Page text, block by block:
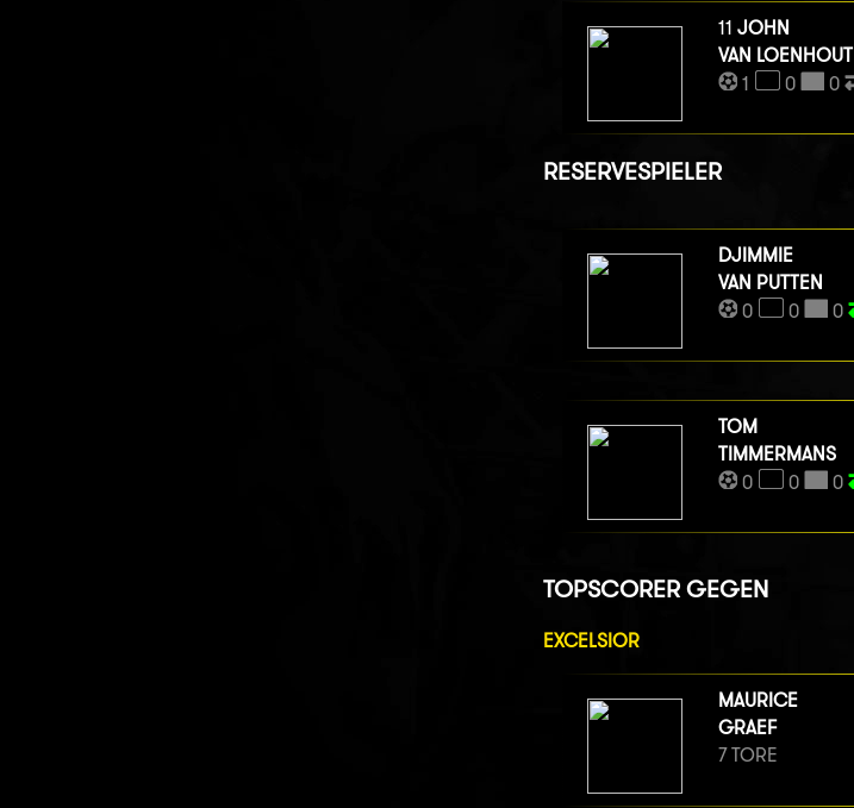
11 JOHN
VAN LOENHOUT
1
0 0
RESERVESPIELER
DJIMMIE
VAN PUTTEN
0
0 0
TOM
TIMMERMANS
0
0 0
TOPSCORER GEGEN
EXCELSIOR
MAURICE
GRAEF
7 TORE